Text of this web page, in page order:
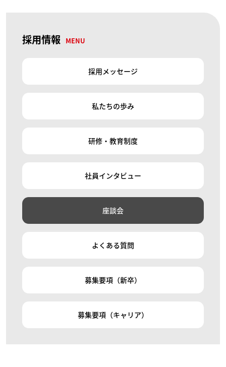
採用情報 MENU
採用メッセージ
私たちの歩み
研修・教育制度
社員インタビュー
座談会
よくある質問
募集要項（新卒）
募集要項（キャリア）